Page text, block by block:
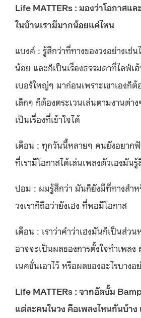
Life MATTERs : มองว่าโอกาสแ
ในบ้านเรามีมากน้อยแค่ไหน
แบงค์ : รู้สึกว่าที่ทางของวงอย่างเช่น
น้อย และก็เป็นเรื่องธรรมดาที่ไลฟ์เฮ้
เบอร์ใหญ่ๆ มาก่อนเพราะเขาเองก็
เล็กๆ ก็ต้องตระเวนเล่นตามงานต่า
เป็นเรื่องที่เข้าใจได้
เดือน : ทุกวันนี้หลายๆ คนยังอยากฟั
ที่เรามีโอกาสได้เล่นเพลงตัวเองมัน
ปอม : ผมรู้สึกว่า มันก็ยังมีที่ทางสำ
วงเราก็ถือว่ายังเฮง ที่พอมีโอกาส
เดือน : เราว่าคำว่าเฮงมันก็เป็นส่ว
อาจจะเป็นผลของการตั้งใจทำเพลง
เนคชั่นเอาไว้ หรือผลของอะไรบางอ
Life MATTERs : จากอัลบั้ม
แต่ละคนในวง คือเพลงไหนกันบ้าง